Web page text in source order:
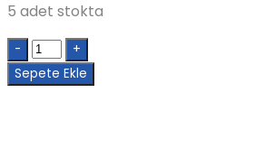
5 adet stokta
Quantity
Sepete Ekle